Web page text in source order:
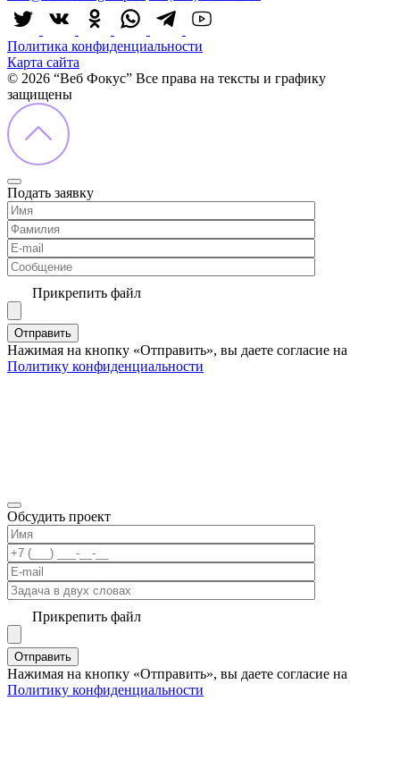
Политика конфиденциальности
Карта сайта
© 2026 “Веб Фокус” Все права на тексты и графику
защищены
Подать заявку
Прикрепить файл
Нажимая на кнопку «Отправить», вы даете согласие на
Политику конфиденциальности
Обсудить проект
Прикрепить файл
Нажимая на кнопку «Отправить», вы даете согласие на
Политику конфиденциальности